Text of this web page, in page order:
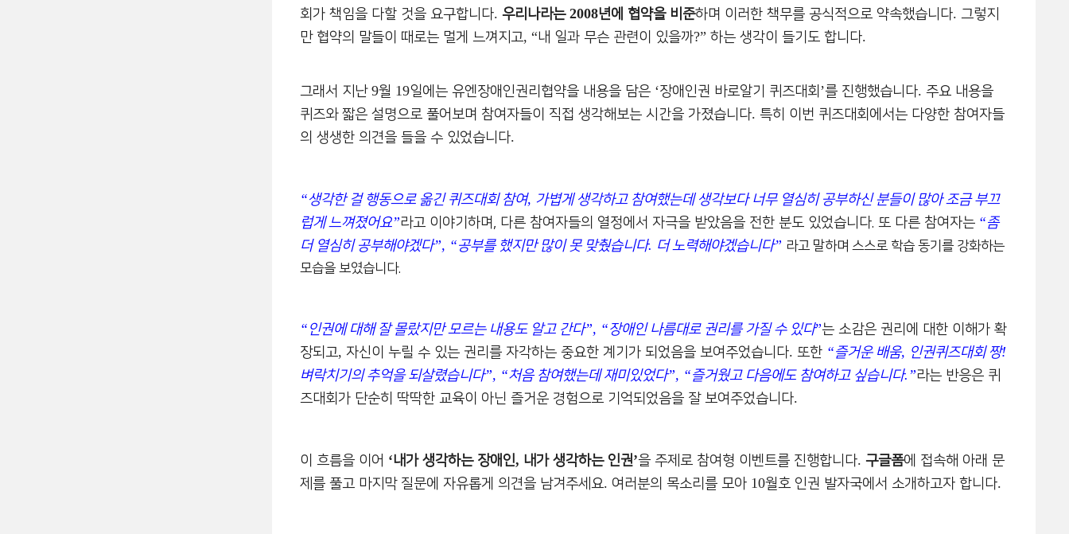
회가 책임을 다할 것을 요구합니다. 우리나라는 2008년에 협약을 비준하며 이러한 책무를 공식적으로 약속했습니다. 그렇지
만 협약의 말들이 때로는 멀게 느껴지고, “내 일과 무슨 관련이 있을까?” 하는 생각이 들기도 합니다.
그래서 지난 9월 19일에는 유엔장애인권리협약을 내용을 담은 ‘장애인권 바로알기 퀴즈대회 ’를 진행했습니다. 주요 내용을
퀴즈와 짧은 설명으로 풀어보며 참여자들이 직접 생각해보는 시간을 가졌습니다. 특히 이번 퀴즈대회에서는 다양한 참여자들
의 생생한 의견을 들을 수 있었습니다.
“생각한 걸 행동으로 옮긴 퀴즈대회 참여, 가볍게 생각하고 참여했는데 생각보다 너무 열심히 공부하신 분들이 많아 조금 부끄
럽게 느껴졌어요”라고 이야기하며 , 다른 참여자들의 열정에서 자극을 받았음을 전한 분도 있었습니다. 또 다른 참여자는 “좀
더 열심히 공부해야겠다”, “공부를 했지만 많이 못 맞췄습니다. 더 노력해야겠습니다” 라고 말하며 스스로 학습 동기를 강화하는
모습을 보였습니다.
“ 인권에 대해 잘 몰랐지만 모르는 내용도 알고 간다”, “장애인 나름대로 권리를 가질 수 있다”는 소감은 권리에 대한 이해가 확
장되고, 자신이 누릴 수 있는 권리를 자각하는 중요한 계기가 되었음을 보여주었습니다. 또한 “즐거운 배움, 인권퀴즈대회 짱!
벼락치기의 추억을 되살렸습니다”, “처음 참여했는데 재미있었다”, “즐거웠고 다음에도 참여하고 싶습니다.”라는 반응은 퀴
즈대회가 단순히 딱딱한 교육이 아닌 즐거운 경험으로 기억되었음을 잘 보여주었습니다.
이 흐름을 이어 ‘내가 생각하는 장애인, 내가 생각하는 인권’을 주제로 참여형 이벤트를 진행합니다. 구글폼에 접속해 아래 문
제를 풀고 마지막 질문에 자유롭게 의견을 남겨주세요. 여러분의 목소리를 모아 10월호 인권 발자국에서 소개하고자 합니다.